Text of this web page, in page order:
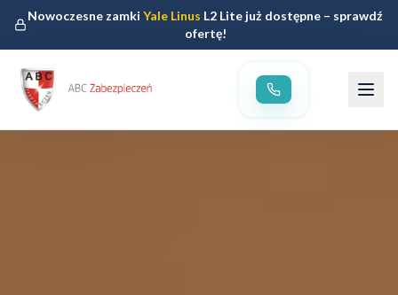
Nowoczesne zamkiYale Linus L2 Lite już dostępne – sprawdź
ofertę!